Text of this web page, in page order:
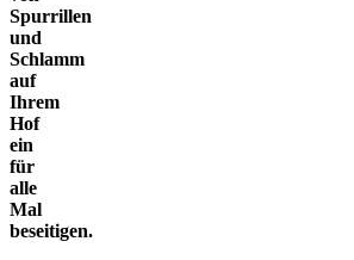
Spurrillen
und
Schlamm
auf
Ihrem
Hof
ein
für
alle
Mal
beseitigen.